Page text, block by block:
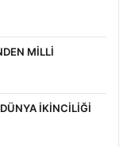
MİLLİ
İKİNCİLİĞİ